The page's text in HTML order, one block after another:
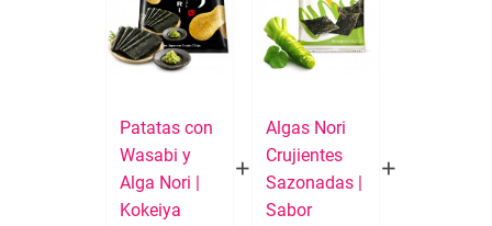
Patatas con
Wasabi y
Alga Nori |
Kokeiya
Algas Nori
Crujientes
Sazonadas |
Sabor